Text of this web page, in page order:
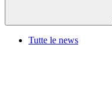
Tutte le news